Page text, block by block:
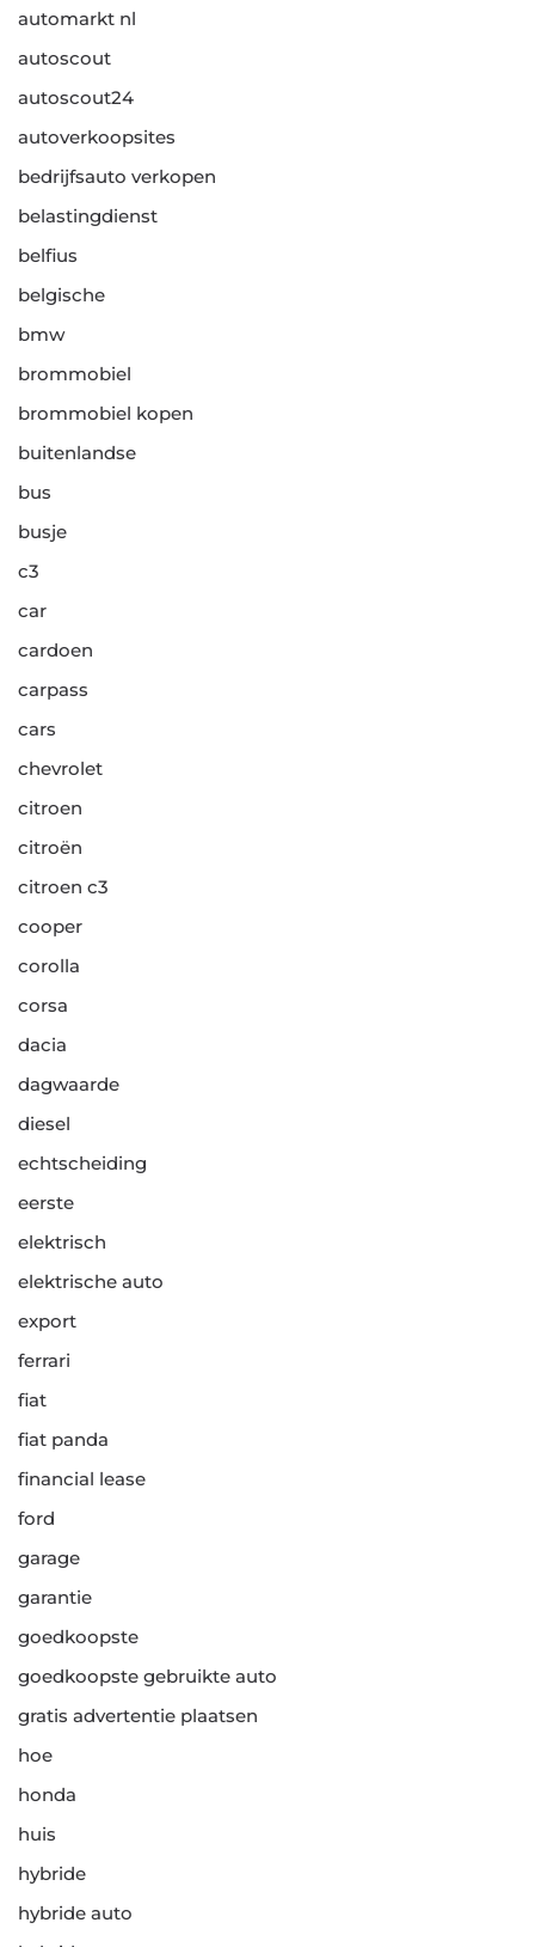
automarkt nl
autoscout
autoscout24
autoverkoopsites
bedrijfsauto verkopen
belastingdienst
belfius
belgische
bmw
brommobiel
brommobiel kopen
buitenlandse
bus
busje
c3
car
cardoen
carpass
cars
chevrolet
citroen
citroën
citroen c3
cooper
corolla
corsa
dacia
dagwaarde
diesel
echtscheiding
eerste
elektrisch
elektrische auto
export
ferrari
fiat
fiat panda
financial lease
ford
garage
garantie
goedkoopste
goedkoopste gebruikte auto
gratis advertentie plaatsen
hoe
honda
huis
hybride
hybride auto